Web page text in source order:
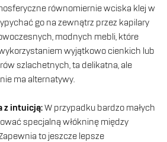
równomiernie wciska klej w
go na zewnątrz przez kapilary
modnych mebli, które
wyjątkowo cienkich lub
szlachetnych, ta delikatna, ale
ma alternatywy.
z intuicją:W przypadku bardzo małych
specjalną włókninę między
to jeszcze lepsze